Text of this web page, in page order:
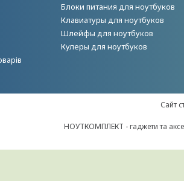
Блоки питания для ноутбуков
Клавиатуры для ноутбуков
Шлейфы для ноутбуков
Кулеры для ноутбуков
Сайт